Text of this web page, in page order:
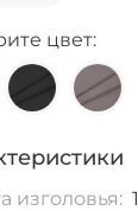
цвет:
изголовья: